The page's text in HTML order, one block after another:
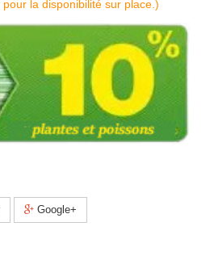
la disponibilité sur place.)
Google+